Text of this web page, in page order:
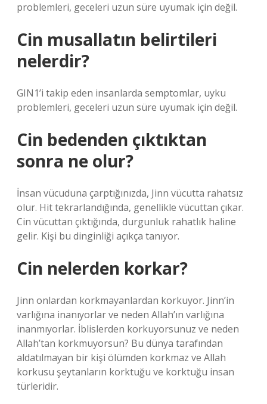
problemleri, geceleri uzun süre uyumak için değil.
Cin musallatın belirtileri
nelerdir?
GIN1’i takip eden insanlarda semptomlar, uyku
problemleri, geceleri uzun süre uyumak için değil.
Cin bedenden çıktıktan
sonra ne olur?
İnsan vücuduna çarptığınızda, Jinn vücutta rahatsız
olur. Hit tekrarlandığında, genellikle vücuttan çıkar.
Cin vücuttan çıktığında, durgunluk rahatlık haline
gelir. Kişi bu dinginliği açıkça tanıyor.
Cin nelerden korkar?
Jinn onlardan korkmayanlardan korkuyor. Jinn’in
varlığına inanıyorlar ve neden Allah’ın varlığına
inanmıyorlar. İblislerden korkuyorsunuz ve neden
Allah’tan korkmuyorsun? Bu dünya tarafından
aldatılmayan bir kişi ölümden korkmaz ve Allah
korkusu şeytanların korktuğu ve korktuğu insan
türleridir.